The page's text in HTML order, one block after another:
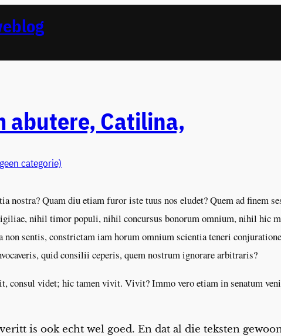
abutere, Catilina,
categorie)
nostra? Quam diu etiam furor iste tuus nos eludet? Quem ad finem
nihil timor populi, nihil concursus bonorum omnium, nihil hic
non sentis, constrictam iam horum omnium scientia teneri
quid consilii ceperis, quem nostrum ignorare arbitraris?
consul videt; hic tamen vivit. Vivit? Immo vero etiam in senatum
is ook echt wel goed. En dat al die teksten